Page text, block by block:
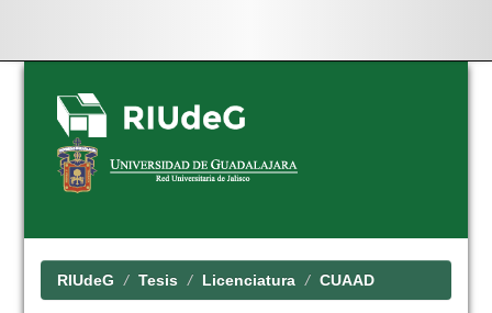
Skip
navigation
RIUdeG Tesis Licenciatura CUAAD